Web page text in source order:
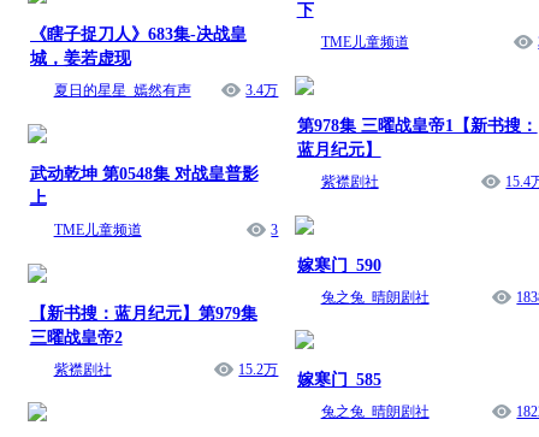
《瞎子捉刀人》683集-决战皇
城，姜若虚现
夏日的星星_嫣然有声 3.4万
武动乾坤 第0548集 对战皇普影
上
TME儿童频道 3
【新书搜：蓝月纪元】第979集
三曜战皇帝2
紫襟剧社 15.2万
下
TME儿童频道
第978集 三曜战皇帝1【新书搜：
蓝月纪元】
紫襟剧社 15.4
嫁寒门_590
兔之兔_晴朗剧社
嫁寒门_585
兔之兔_晴朗剧社